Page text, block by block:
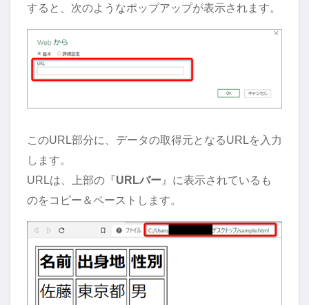
すると、次のようなポップアップが表示されます。
このURL部分に、データの取得元となるURLを入力
します。
URLは、上部の『URLバー 』に表示されているも
のをコピー＆ペーストします。